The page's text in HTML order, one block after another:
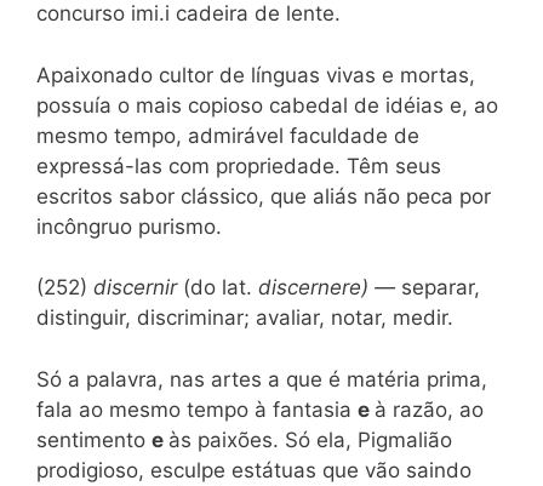
concurso imi.i cadeira de lente.
Apaixonado cultor de línguas vivas e mortas,
possuía o mais copioso cabedal de idéias e, ao
mesmo tempo, admirável faculdade de
expressá-las com propriedade. Têm seus
escritos sabor clássico, que aliás não peca por
incôngruo purismo.
(252) discernir (do lat. discernere) — separar,
distinguir, discriminar; avaliar, notar, medir.
Só a palavra, nas artes a que é matéria prima,
fala ao mesmo tempo à fantasia e à razão, ao
sentimento e às paixões. Só ela, Pigmalião
prodigioso, esculpe estátuas que vão saindo